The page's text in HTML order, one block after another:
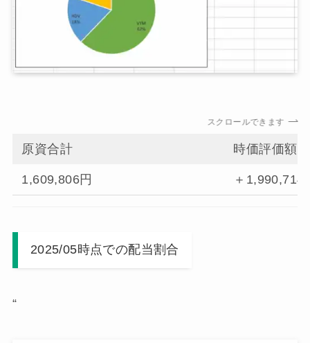
スクロールできます
原資合計 時価評価額
1,609,806円 ＋1,990,714
2025/05時点での配当割合
“